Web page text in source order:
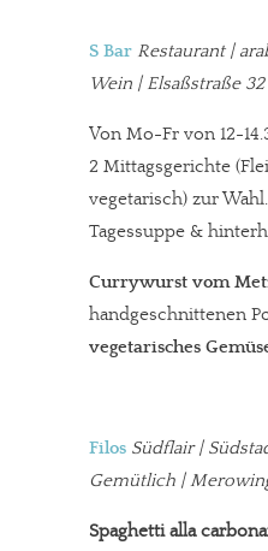
S Bar Restaurant |
Wein | Elsaßstraße 32
Von Mo-Fr von 12-
2 Mittagsgerichte
vegetarisch) zur
Tagessuppe &
Currywurst vom
handgeschnittenen
vegetarisches
Filos Südflair |
Gemütlich |
Spaghetti alla